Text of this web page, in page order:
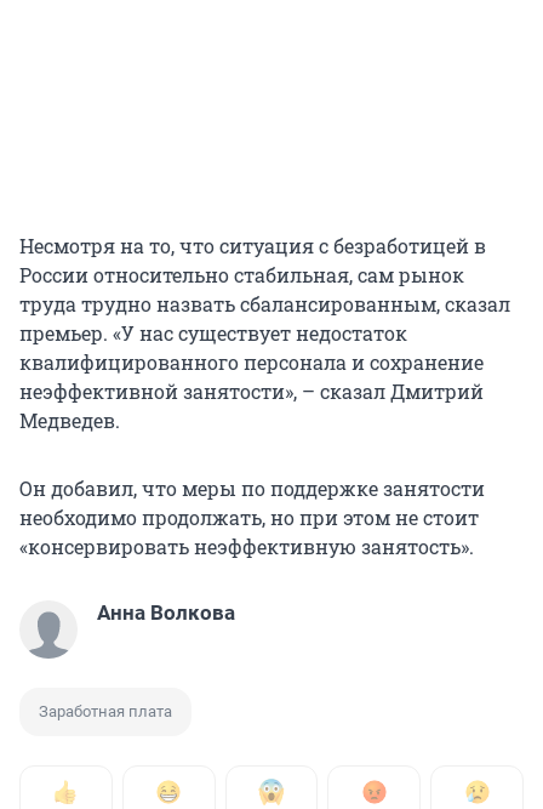
Несмотря на то, что ситуация с безработицей в
России относительно стабильная, сам рынок
труда трудно назвать сбалансированным, сказал
премьер. «У нас существует недостаток
квалифицированного персонала и сохранение
неэффективной занятости», – сказал Дмитрий
Медведев.
Он добавил, что меры по поддержке занятости
необходимо продолжать, но при этом не стоит
«консервировать неэффективную занятость».
Анна Волкова
Заработная плата